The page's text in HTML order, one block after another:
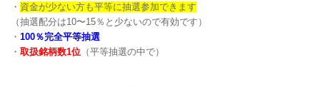
・ 資金が少ない方も平等に抽選参加できます
（抽選配分は10〜15％と少ないので有効です）
・ 100％完全平等抽選
・ 取扱銘柄数1位 （平等抽選の中で）